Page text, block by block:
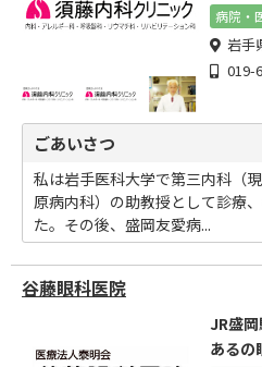
病院・
岩手
019-
ごあいさつ
私は岩手医科大学で第三内科（
原病内科）の助教授として診療
た。その後、盛岡友愛病...
谷藤眼科医院
JR盛
あるの